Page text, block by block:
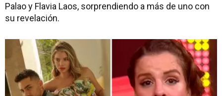
Palao y Flavia Laos, sorprendiendo a más de uno con
su revelación.